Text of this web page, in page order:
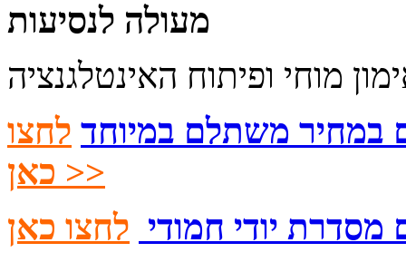
מעולה לנסיעות
במחיר משתלם במיוחד לחצו
כאן >>
מסדרת יודי חמודי